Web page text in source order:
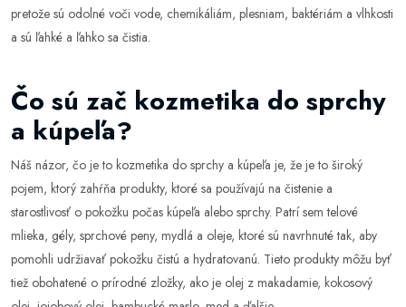
pretože sú odolné voči vode, chemikáliám, plesniam, baktériám a vlhkosti
a sú ľahké a ľahko sa čistia.
Čo sú zač kozmetika do sprchy
a kúpeľa?
Náš názor, čo je to kozmetika do sprchy a kúpeľa je, že je to široký
pojem, ktorý zahŕňa produkty, ktoré sa používajú na čistenie a
starostlivosť o pokožku počas kúpeľa alebo sprchy. Patrí sem telové
mlieka, gély, sprchové peny, mydlá a oleje, ktoré sú navrhnuté tak, aby
pomohli udržiavať pokožku čistú a hydratovanú. Tieto produkty môžu byť
tiež obohatené o prírodné zložky, ako je olej z makadamie, kokosový